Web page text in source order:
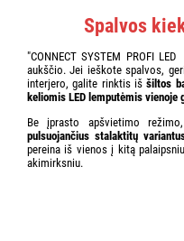
Spalvos
"CONNECT SYSTEM PROFI
aukščio. Jei ieškote spalvos,
interjero, galite rinktis iššiltos
keliomis LED lemputėmis vienoje
Be įprasto apšvietimo
pulsuojančius stalaktitų
pereina iš vienos į kitą
akimirksniu.